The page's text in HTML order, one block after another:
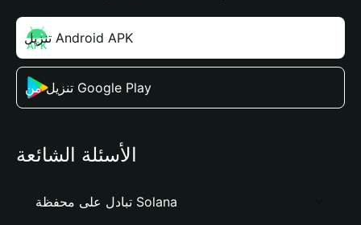
تنزيل Android APK
تنزيل من Google Play
الأسئلة الشائعة
تبادل على محفظة Solana